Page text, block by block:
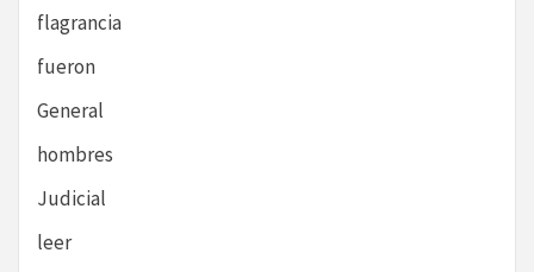
flagrancia
fueron
General
hombres
Judicial
leer